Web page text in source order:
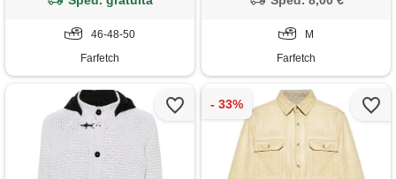
46-48-50
Farfetch
M
Farfetch